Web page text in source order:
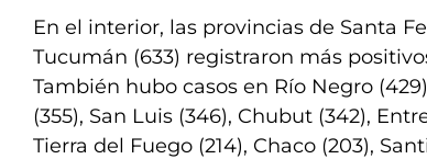
En el interior, las provincias de Santa Fe
Tucumán (633) registraron más
También hubo casos en Río Negro
(355), San Luis (346), Chubut (342),
Tierra del Fuego (214), Chaco (203),